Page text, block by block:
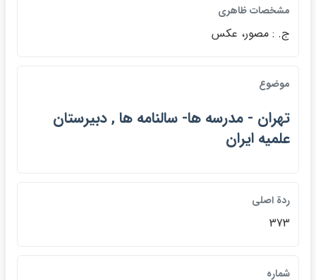
مشخصات ظاهري
ج. : مصور، عكس
موضوع
تهران - مدرسه ها- سالنامه ها , دبيرستان
علميه ايران
ردة اصلي
373
شماره